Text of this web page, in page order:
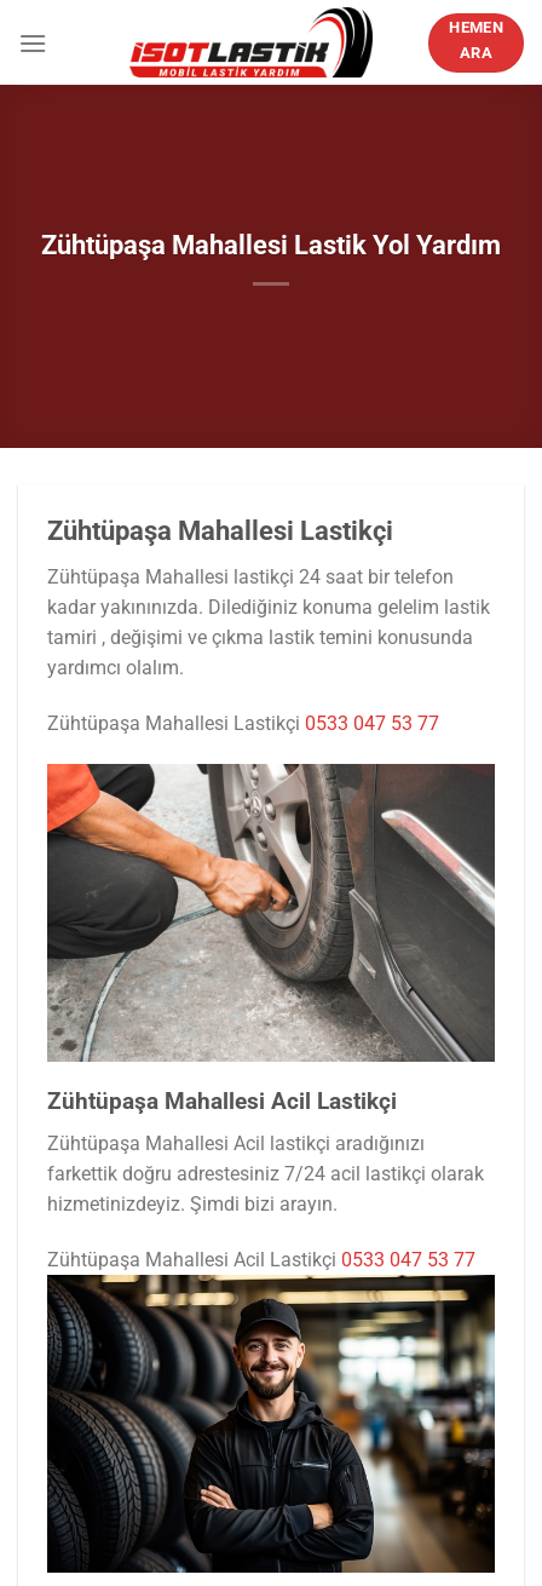
atla
HEMEN
ARA
Zühtüpaşa Mahallesi Lastik Yol Yardım
Zühtüpaşa Mahallesi Lastikçi
Zühtüpaşa Mahallesi lastikçi 24 saat bir telefon
kadar yakınınızda. Dilediğiniz konuma gelelim lastik
tamiri , değişimi ve çıkma lastik temini konusunda
yardımcı olalım.
Zühtüpaşa Mahallesi Lastikçi 0533 047 53 77
Zühtüpaşa Mahallesi Acil Lastikçi
Zühtüpaşa Mahallesi Acil lastikçi aradığınızı
farkettik doğru adrestesiniz 7/24 acil lastikçi olarak
hizmetinizdeyiz. Şimdi bizi arayın.
Zühtüpaşa Mahallesi Acil Lastikçi 0533 047 53 77